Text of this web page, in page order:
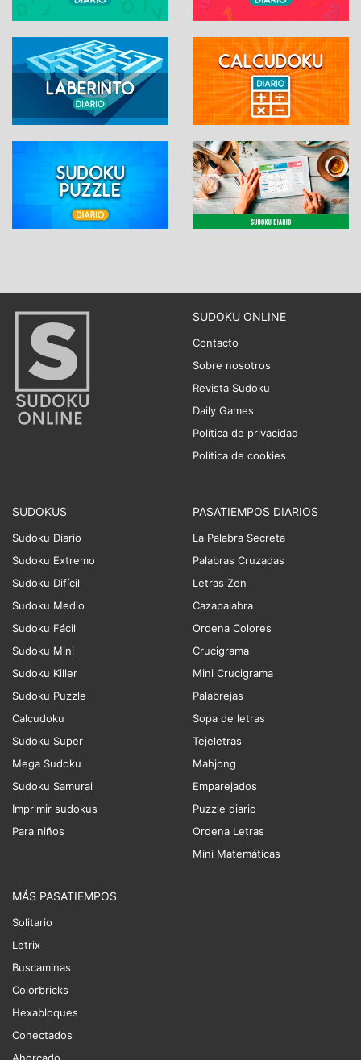
SUDOKU ONLINE
Contacto
Sobre nosotros
Revista Sudoku
Daily Games
Política de privacidad
Política de cookies
SUDOKUS
Sudoku Diario
Sudoku Extremo
Sudoku Difícil
Sudoku Medio
Sudoku Fácil
Sudoku Mini
Sudoku Killer
Sudoku Puzzle
Calcudoku
Sudoku Super
Mega Sudoku
Sudoku Samurai
Imprimir sudokus
Para niños
PASATIEMPOS DIARIOS
La Palabra Secreta
Palabras Cruzadas
Letras Zen
Cazapalabra
Ordena Colores
Crucigrama
Mini Crucigrama
Palabrejas
Sopa de letras
Tejeletras
Mahjong
Emparejados
Puzzle diario
Ordena Letras
Mini Matemáticas
MÁS PASATIEMPOS
Solitario
Letrix
Buscaminas
Colorbricks
Hexabloques
Conectados
Ahorcado